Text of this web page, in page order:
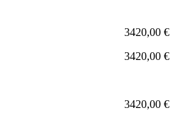
3420,00 €
3420,00 €
3420,00 €